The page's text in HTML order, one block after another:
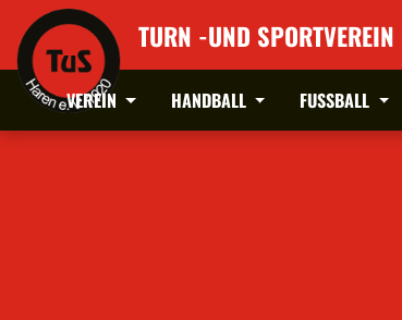
TURN -UND
VEREIN HANDBALL FUSSBALL